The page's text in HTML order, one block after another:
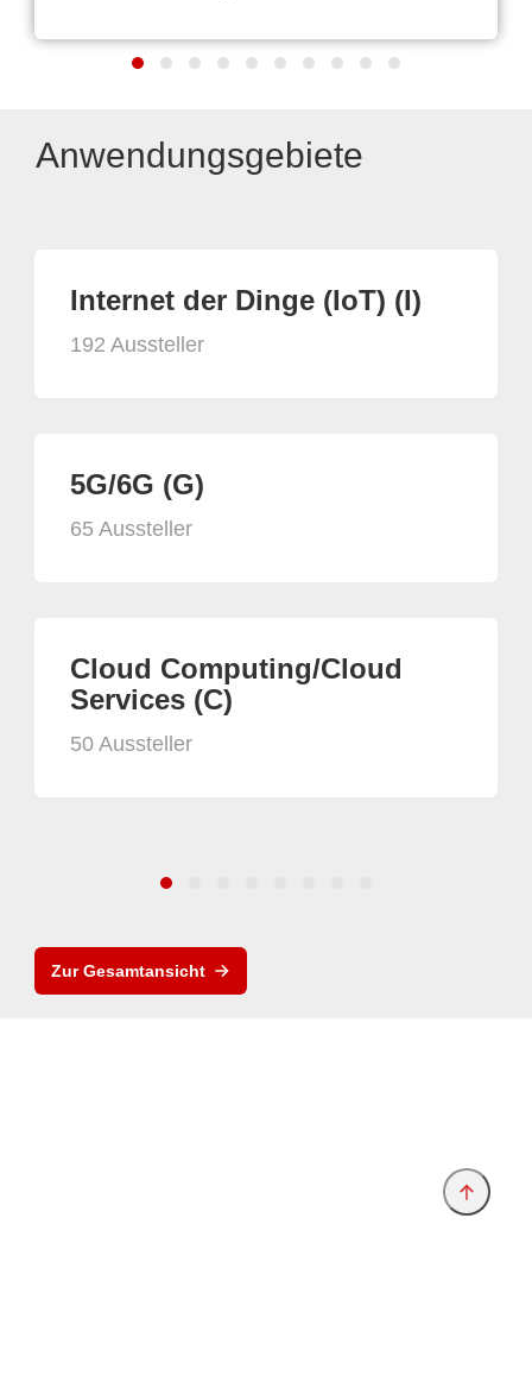
Anwendungsgebiete
Internet der Dinge (IoT) (I)
192 Aussteller
5G/6G (G)
65 Aussteller
Cloud Computing/Cloud
Services (C)
50 Aussteller
Zur Gesamtansicht